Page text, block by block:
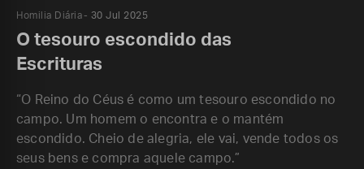
Homilia Diária 30 Jul 2025
O tesouro escondido das
Escrituras
“O Reino do Céus é como um tesouro escondido no
campo. Um homem o encontra e o mantém
escondido. Cheio de alegria, ele vai, vende todos os
seus bens e compra aquele campo.”